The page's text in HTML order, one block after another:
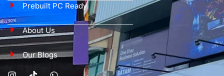
Prebuilt PC Ready
About Us
Our Blogs